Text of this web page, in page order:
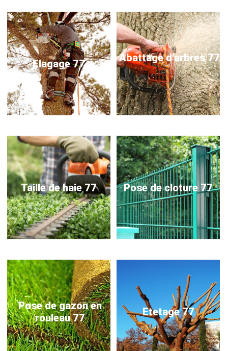
Elagage 77 Abattage d'arbres 77
Taille de haie 77 Pose de cloture 77
Pose de gazon en
rouleau 77
Etetage 77